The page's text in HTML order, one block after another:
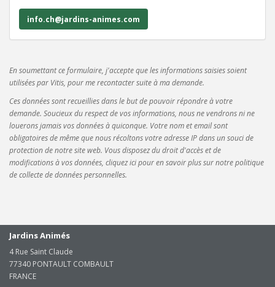
info.ch@jardins-animes.com
En soumettant ce formulaire, j'accepte que les informations saisies soient
utilisées par Vitis, pour me recontacter suite à ma demande.
Ces données sont recueillies dans le but de pouvoir répondre à votre
demande. Soucieux du respect de vos informations, nous ne vendrons ni ne
louerons jamais vos données à quiconque. Votre nom et email sont
obligatoires de même que nous récoltons votre adresse IP dans un souci de
protection de notre site web. Vous disposez du droit d'accès et de
modifications à vos données, cliquez ici pour en savoir plus sur notre politique
de collecte de données personnelles.
Jardins Animés
4 Rue Saint Claude
77340 PONTAULT COMBAULT
FRANCE